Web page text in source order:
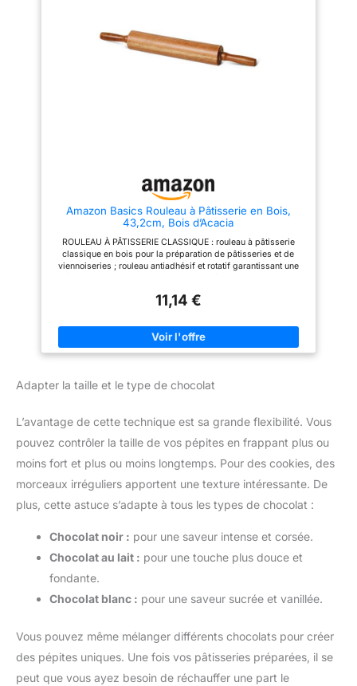
et bien plus encore. C'est
l'accessoire essentiel pour tout
cuisinier passionné ! Facile à
occupant très peu de place.
chaque travail en cuisine :
grâce à ses dimensions
généreuses, notre rouleau à
pâtisserie est l'accessoire
parfait pour une large gamme
de tâches dans la cuisine. Avec
largeur de 4 cm, il est assez fin
pour manipuler avec précision,
mais assez robuste pour
protéines avec efficacité.
Cadeau parfait pour les
un ami ou un amoureux de la
cuisine ? Notre rouleau de
Emballé dans une élégante
d'attention qui sera
certainement apprécié par tous
ceux qui aiment expérimenter
avec le cadeau qui rendra leurs
aventures culinaires encore
plus agréables
Amazon Basics Rouleau à Pâtisserie en Bois,
43,2cm, Bois d’Acacia
ROULEAU À PÂTISSERIE CLASSIQUE : rouleau à pâtisserie
classique en bois pour la préparation de pâtisseries et de
viennoiseries ; rouleau antiadhésif et rotatif garantissant une
unique de grain de bois naturel DESIGN ERGONOMIQUE : le
réduire la fatigue des mains en cas d’utilisation prolongée
LAVAGE À LA MAIN UNIQUEMENT : laver à la main et sécher
immédiatement avec un torchon ; ne pas faire tremper ni mettre
tâches de pâtisserie standard Vaisselle, ustensiles de cuisine
durable, de matériaux recyclés et/ou d’autres sources de bois
11,14 €
Adapter la taille et le type de chocolat
L’avantage de cette technique est sa grande flexibilité. Vous
pouvez contrôler la taille de vos pépites en frappant plus ou
moins fort et plus ou moins longtemps. Pour des cookies, des
morceaux irréguliers apportent une texture intéressante. De
plus, cette astuce s’adapte à tous les types de chocolat :
Chocolat noir : pour une saveur intense et corsée.
Chocolat au lait : pour une touche plus douce et
fondante.
Chocolat blanc : pour une saveur sucrée et vanillée.
Vous pouvez même mélanger différents chocolats pour créer
des pépites uniques. Une fois vos pâtisseries préparées, il se
peut que vous ayez besoin de réchauffer une part le